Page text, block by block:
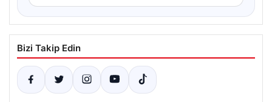
Bizi Takip Edin